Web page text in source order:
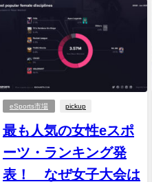
eSports市場 pickup
最も人気の女性eスポ
ーツ・ランキング発
表！ なぜ女子大会は